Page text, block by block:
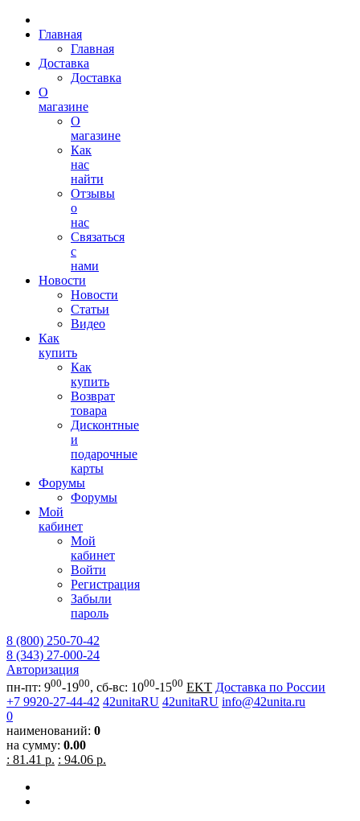
Главная
Главная
Доставка
Доставка
О
магазине
О
магазине
Как
нас
найти
Отзывы
о
нас
Связаться
с
нами
Новости
Новости
Статьи
Видео
Как
купить
Как
купить
Возврат
товара
Дисконтные
и
подарочные
карты
Форумы
Форумы
Мой
кабинет
Мой
кабинет
Войти
Регистрация
Забыли
пароль
8 (800) 250-70-42
8 (343) 27-000-24
Авторизация
пн-пт: 900-1900, сб-вс: 1000-1500 EKT Доставка по России
+7 9920-27-44-42 42unitaRU 42unitaRU info@42unita.ru
0
наименований: 0
на сумму: 0.00
: 81.41 р. : 94.06 р.